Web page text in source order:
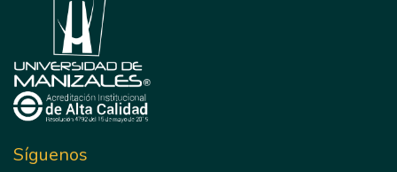
individuos egoístas que permanecen en
búsqueda del beneficio propio, sino también
como seres que viven en comunidad y se
Síguenos